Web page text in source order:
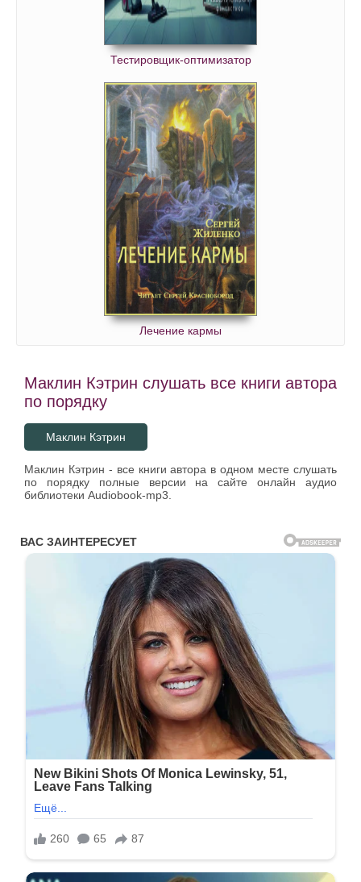
Тестировщик-оптимизатор
Лечение кармы
Маклин Кэтрин слушать все книги автора
по порядку
Маклин Кэтрин
Маклин Кэтрин - все книги автора в одном месте слушать
по порядку полные версии на сайте онлайн аудио
библиотеки Audiobook-mp3.